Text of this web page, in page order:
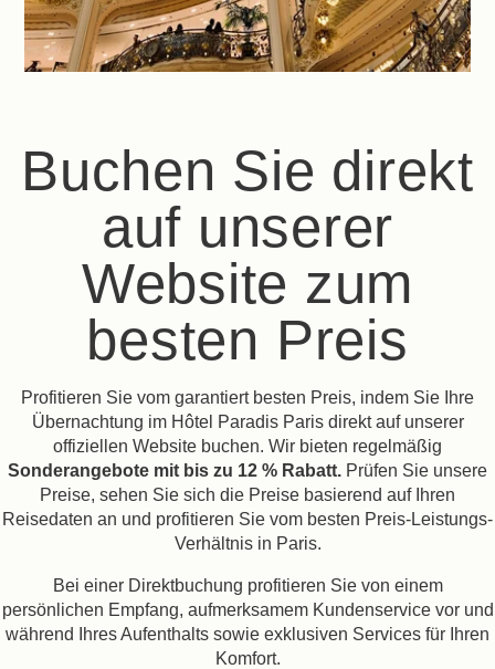
Buchen Sie direkt
auf unserer
Website zum
besten Preis
Profitieren Sie vom garantiert besten Preis, indem Sie Ihre
Übernachtung im Hôtel Paradis Paris direkt auf unserer
offiziellen Website buchen. Wir bieten regelmäßig
Sonderangebote mit bis zu 12 % Rabatt. Prüfen Sie unsere
Preise, sehen Sie sich die Preise basierend auf Ihren
Reisedaten an und profitieren Sie vom besten Preis-Leistungs-
Verhältnis in Paris.
Bei einer Direktbuchung profitieren Sie von einem
persönlichen Empfang, aufmerksamem Kundenservice vor und
während Ihres Aufenthalts sowie exklusiven Services für Ihren
Komfort.